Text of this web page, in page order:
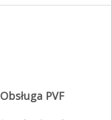
Obsługa PVF